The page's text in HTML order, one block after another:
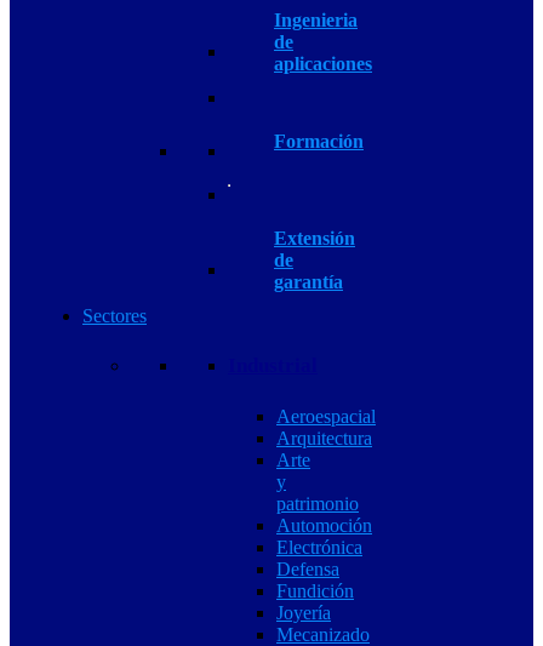
Ingenieria
de
aplicaciones
Formación
Extensión
de
garantía
Sectores
Aeroespacial
Arquitectura
Arte
y
patrimonio
Automoción
Electrónica
Defensa
Fundición
Joyería
Mecanizado